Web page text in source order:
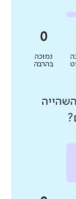
נמוכה
בהרבה